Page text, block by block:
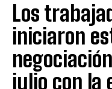
Los
iniciaron
julio con la